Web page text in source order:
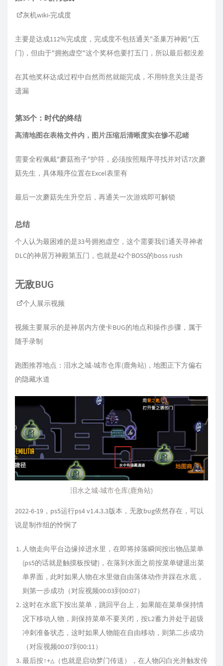
灰机wiki-完成度
主要是达成112%完成度，完成度不包括通关"圣巢万神殿"(五
门)，但由于"拥抱虚空"这个奖杯也要打五门，所以最后都没差
在其他奖杯达成过程中自然而然就能完成，不用特意关注是否
遗漏
第35个：时代的终结
高清地图在表格文件内，图片压缩后清晰度实在惨不忍睹
需要全程佩戴"蘑菇孢子"护符，必须按照顺序寻找并对话7次蘑
菇先生，具体顺序位置在Excel表里有
最后一次蘑菇先生升空后，再通关一次游戏即可解锁
总结
个人认为最困难的是33号拥抱虚空，这个需要我们通关寻神者
DLC的神居万神殿第五门，也就是42个BOSS的boss rush
无敌BUG
个人展示视频
视频主要展示的是神居内方便卡BUG的地点和操作步骤，属于
随手录制
跑图推荐地点：泪水之城-城市仓库(鹿角站)，地图正下方偏右
的隐藏水道
泪水之城-城市仓库(鹿角站)
2022-6-19，ps5运行ps4 v1.4.3.3版本，无敌bug依然存在，可以
说是制作组的怜悯了
人物走向平台边缘掉进水里，在即将掉落瞬间按出物品菜单
(ps5的话就是触摸板按键)，在落到水面之前按菜单键退出菜
单界面，此时如果人物在水里做自由落体动作并踩在水底，
则第一步成功（对应视频00:03到00:07）
这时在水底下按出菜单，跳回平台上，如果能在菜单保持情
况下移动人物，则保持菜单不要关闭，按L2蓄力并处于超级
冲刺准备状态，这时如果人物能在自由移动，则第二步成功
（对应视频00:07到00:11）
最后按↑+△（也就是启动梦门传送），在人物闪白光并触发传